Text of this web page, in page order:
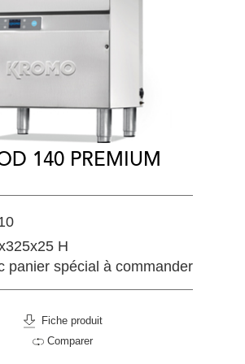
140 PREMIUM
H
panier spécial à commander
Fiche produit
Comparer